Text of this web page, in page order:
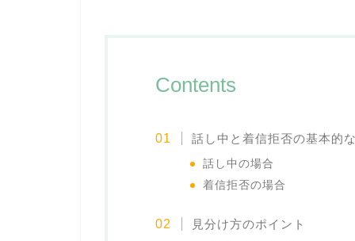
Contents
話し中と着信拒否の基本的
話し中の場合
着信拒否の場合
見分け方のポイント